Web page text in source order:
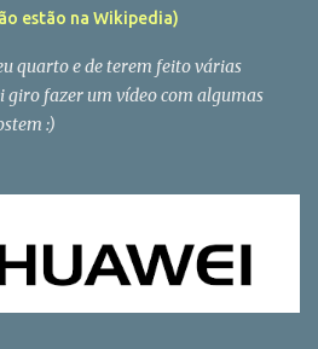
estão na Wikipedia)
quarto e de terem feito várias
giro fazer um vídeo com algumas
:)